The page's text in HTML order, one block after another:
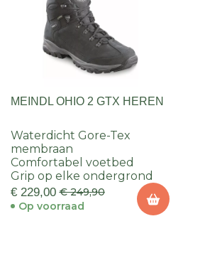
MEINDL OHIO 2 GTX HEREN
Waterdicht Gore-Tex
membraan
Comfortabel voetbed
Grip op elke ondergrond
€ 229,00 € 249,90
Op voorraad